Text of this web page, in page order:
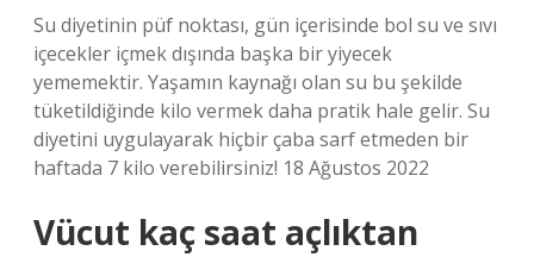
Su diyetinin püf noktası, gün içerisinde bol su ve sıvı
içecekler içmek dışında başka bir yiyecek
yememektir. Yaşamın kaynağı olan su bu şekilde
tüketildiğinde kilo vermek daha pratik hale gelir. Su
diyetini uygulayarak hiçbir çaba sarf etmeden bir
haftada 7 kilo verebilirsiniz! 18 Ağustos 2022
Vücut kaç saat açlıktan